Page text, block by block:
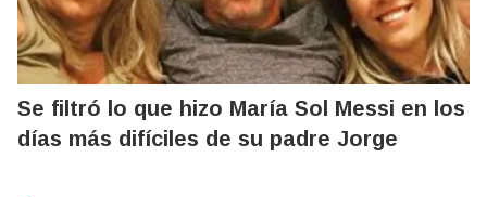
Se filtró lo que hizo María Sol Messi en los
días más difíciles de su padre Jorge